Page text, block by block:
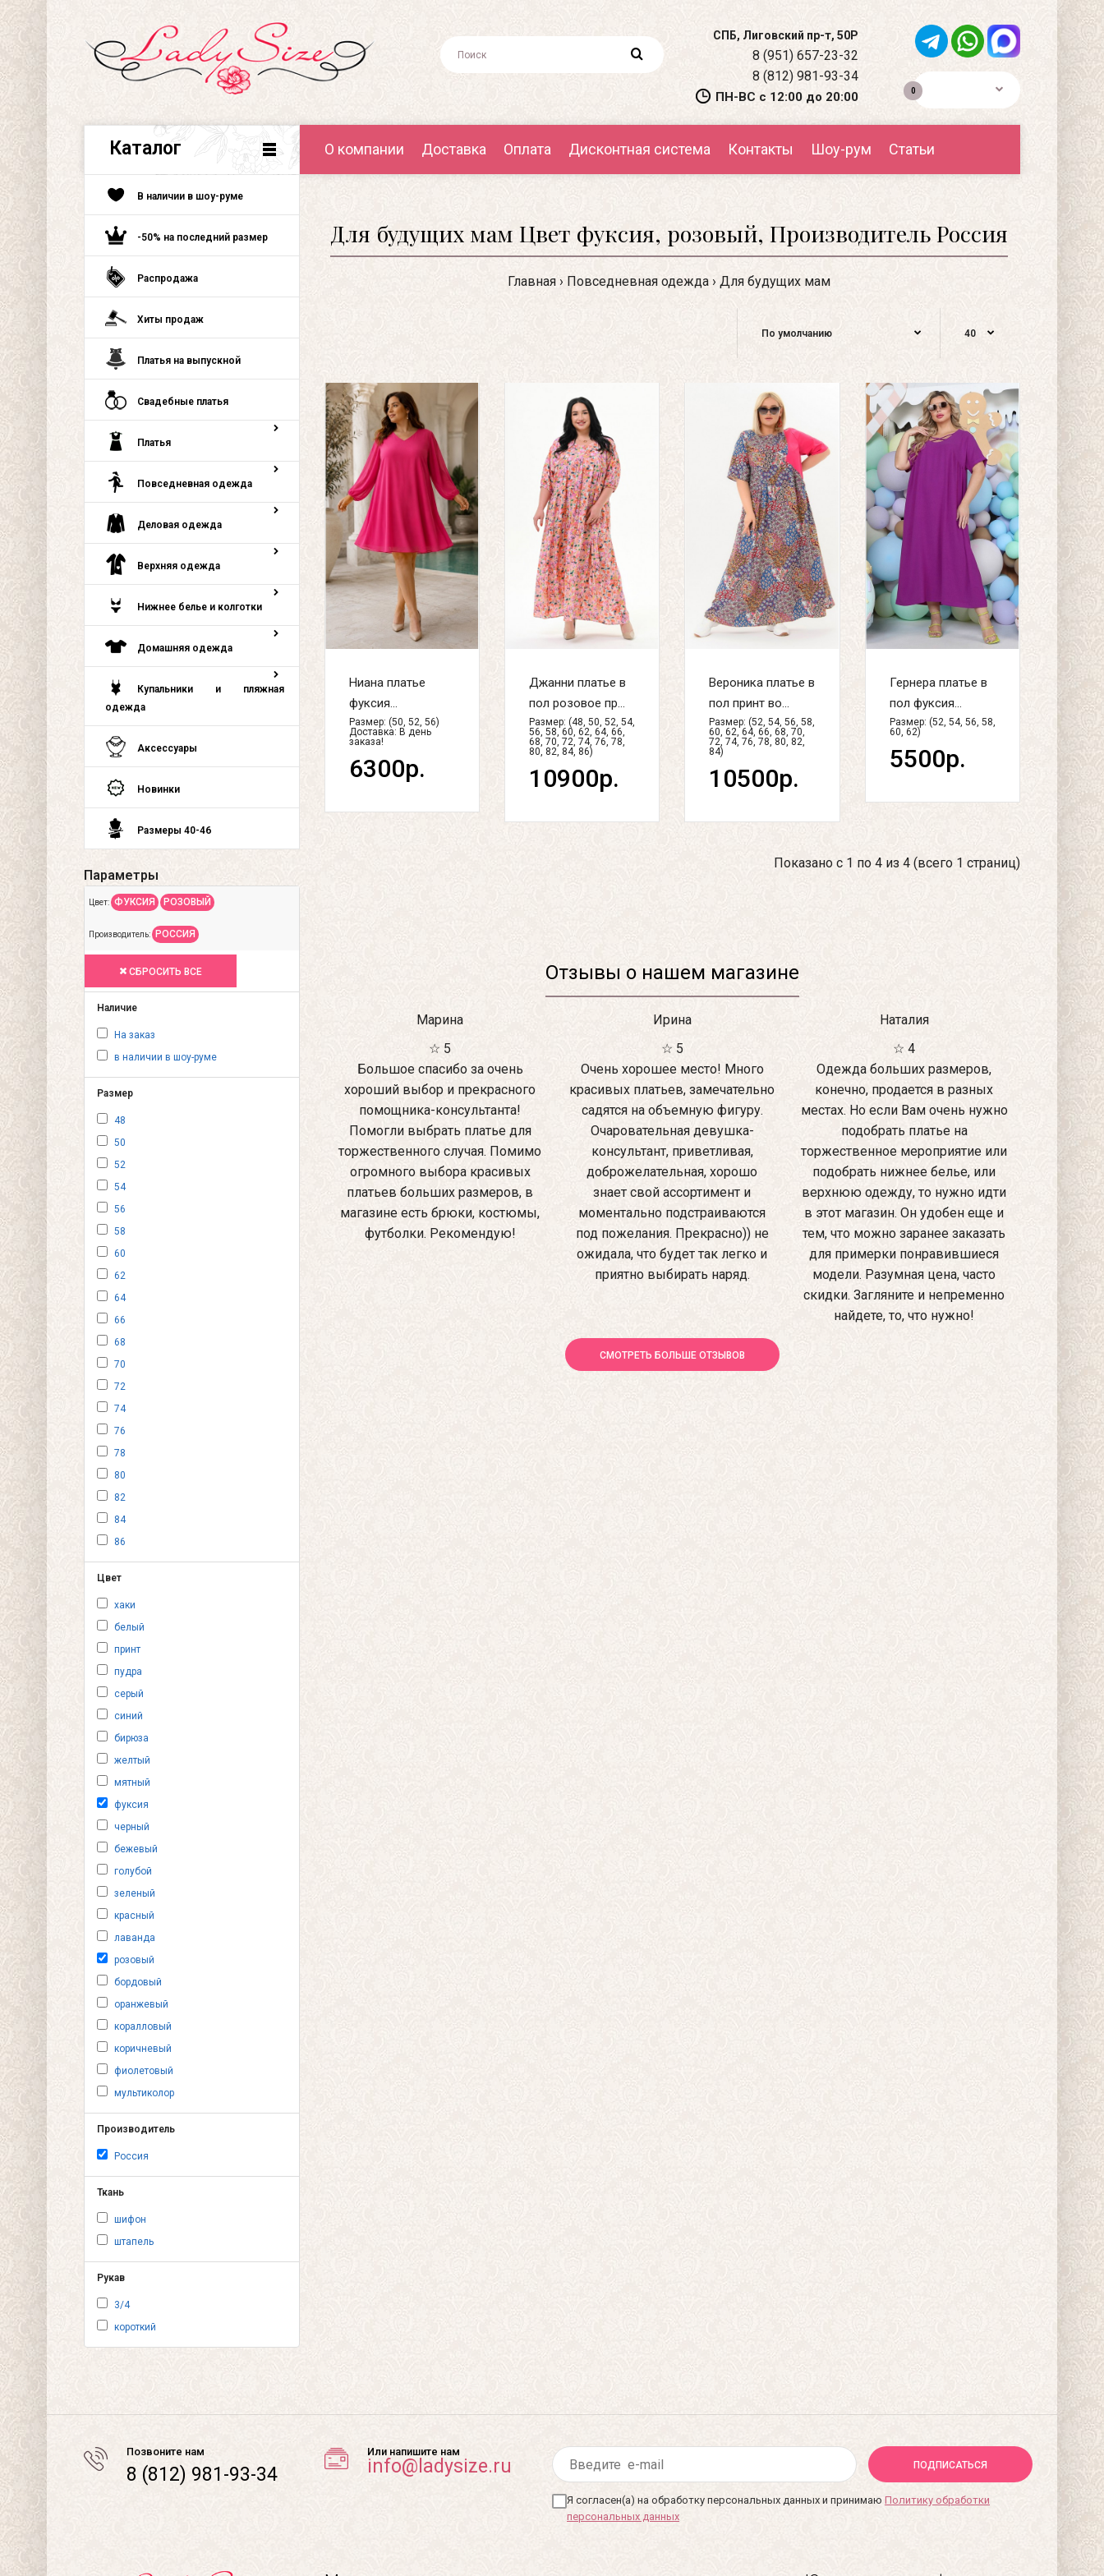
СПБ, Лиговский пр-т, 50Р
8 (951) 657-23-32
8 (812) 981-93-34
ПН-ВС с 12:00 до 20:00 0
Каталог
В наличии в шоу-руме
-50% на последний размер
Распродажа
Хиты продаж
Платья на выпускной
Свадебные платья
Платья
Повседневная одежда
Деловая одежда
Верхняя одежда
Нижнее белье и колготки
Домашняя одежда
Купальники и пляжная
одежда
Аксессуары
Новинки
Размеры 40-46
О компании Доставка Оплата Дисконтная система Контакты Шоу-рум Статьи
Для будущих мам Цвет фуксия, розовый, Производитель Россия
Главная Повседневная одежда Для будущих мам
Параметры
Цвет: ФУКСИЯ РОЗОВЫЙ
Производитель: РОССИЯ
СБРОСИТЬ ВСЕ
Наличие
На заказ
в наличии в шоу-руме
Размер
48
50
52
54
56
58
60
62
64
66
68
70
72
74
76
78
80
82
84
86
Цвет
хаки
белый
принт
пудра
серый
синий
бирюза
желтый
мятный
фуксия
черный
бежевый
голубой
зеленый
красный
лаванда
розовый
бордовый
оранжевый
коралловый
коричневый
фиолетовый
мультиколор
Производитель
Россия
Ткань
шифон
штапель
Рукав
3/4
короткий
Ниана платье
фуксия...
Размер: (50, 52, 56)
Доставка: В день
заказа!
6300р.
Джанни платье в
пол розовое пр...
Размер: (48, 50, 52, 54,
56, 58, 60, 62, 64, 66,
68, 70, 72, 74, 76, 78,
80, 82, 84, 86)
10900р.
Вероника платье в
пол принт во...
Размер: (52, 54, 56, 58,
60, 62, 64, 66, 68, 70,
72, 74, 76, 78, 80, 82,
84)
10500р.
Гернера платье в
пол фуксия...
Размер: (52, 54, 56, 58,
60, 62)
5500р.
Показано с 1 по 4 из 4 (всего 1 страниц)
Отзывы о нашем магазине
Марина
☆ 5
Большое спасибо за очень
хороший выбор и прекрасного
помощника-консультанта!
Помогли выбрать платье для
торжественного случая. Помимо
огромного выбора красивых
платьев больших размеров, в
магазине есть брюки, костюмы,
футболки. Рекомендую!
Ирина
☆ 5
Очень хорошее место! Много
красивых платьев, замечательно
садятся на объемную фигуру.
Очаровательная девушка-
консультант, приветливая,
доброжелательная, хорошо
знает свой ассортимент и
моментально подстраиваются
под пожелания. Прекрасно)) не
ожидала, что будет так легко и
приятно выбирать наряд.
Наталия
☆ 4
Одежда больших размеров,
конечно, продается в разных
местах. Но если Вам очень нужно
подобрать платье на
торжественное мероприятие или
подобрать нижнее белье, или
верхнюю одежду, то нужно идти
в этот магазин. Он удобен еще и
тем, что можно заранее заказать
для примерки понравившиеся
модели. Разумная цена, часто
скидки. Загляните и непременно
найдете, то, что нужно!
СМОТРЕТЬ БОЛЬШЕ ОТЗЫВОВ
Позвоните нам
8 (812) 981-93-34
Или напишите нам
info@ladysize.ru ПОДПИСАТЬСЯ
Я согласен(а) на обработку персональных данных и принимаю Политику обработки
персональных данных